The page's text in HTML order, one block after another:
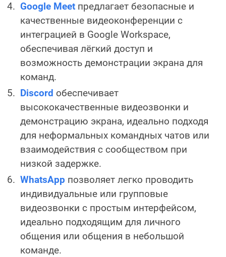
Google Meet предлагает безопасные и
качественные видеоконференции с
интеграцией в Google Workspace,
обеспечивая лёгкий доступ и
возможность демонстрации экрана для
команд.
Discord обеспечивает
высококачественные видеозвонки и
демонстрацию экрана, идеально подходя
для неформальных командных чатов или
взаимодействия с сообществом при
низкой задержке.
WhatsApp позволяет легко проводить
индивидуальные или групповые
видеозвонки с простым интерфейсом,
идеально подходящим для личного
общения или общения в небольшой
команде.